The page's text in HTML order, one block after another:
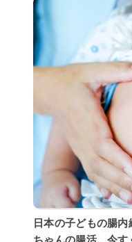
日本の子どもの腸
ちゃんの腸活、今す